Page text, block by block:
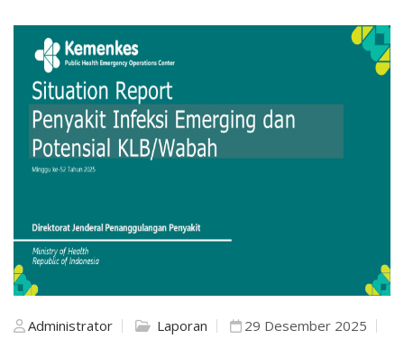
Administrator Laporan
29 Desember 2025